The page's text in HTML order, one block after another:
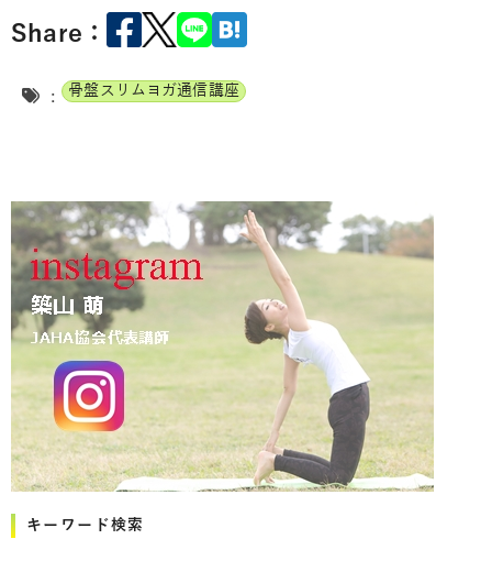
Share：
: 骨盤スリムヨガ通信講座
キーワード検索